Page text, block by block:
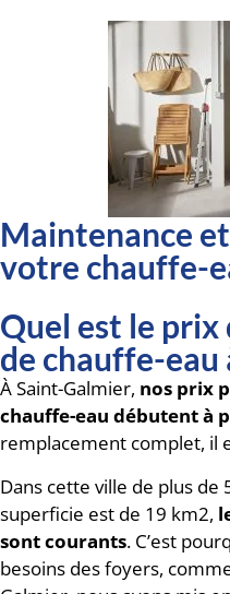
Maintenance
votre chauffe-
Quel est le prix
de chauffe-eau
À Saint-Galmier, nos prix
chauffe-eau débutent à
remplacement complet, il
Dans cette ville de plus de
superficie est de 19 km2,
sont courants. C’est
besoins des foyers,